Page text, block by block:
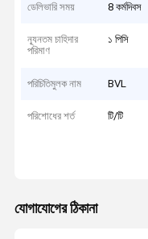
ডেলিভারি সময় 8 কর্মদিবস
ন্যূনতম চাহিদার
পরিমাণ
১ পিসি
পরিচিতিমুলক নাম BVL
পরিশোধের শর্ত টি/টি
যোগাযোগের ঠিকানা